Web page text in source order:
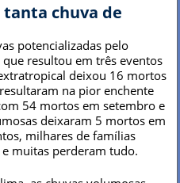
tanta chuva de
potencializadas pelo
resultou em três eventos
deixou 16 mortos
na pior enchente
54 mortos em setembro e
deixaram 5 mortos em
milhares de famílias
muitas perderam tudo.